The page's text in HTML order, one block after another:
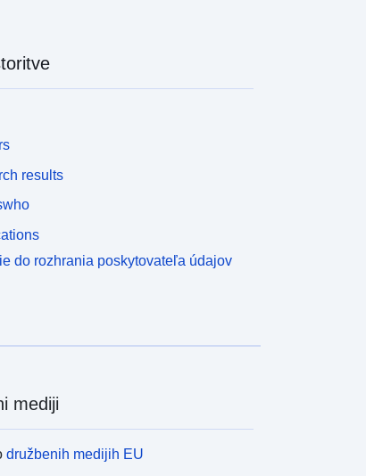
results
do rozhrania poskytovateľa údajov
mediji
družbenih medijih EU